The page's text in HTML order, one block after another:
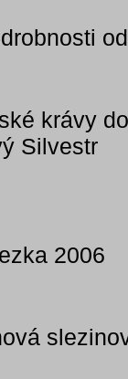
krávy
Silvestr
2006